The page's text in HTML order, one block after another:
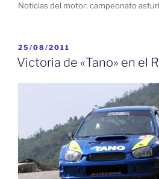
Noticias del motor: campeonato
PUBLICADO
EL
25/08/2011
Victoria de «Tano» en el